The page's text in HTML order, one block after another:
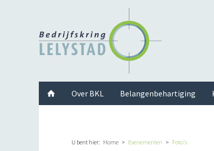
Twitter InstagramLinkedInYoutube
U bent hier: Home Evenementen Foto's
Over BKL Belangenbehartiging